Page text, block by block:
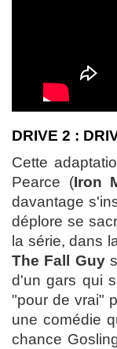
DRIVE 2 :
Cette
Pearce (Iron
davantage
déplore se
la série, dans
The Fall Guy
d'un gars qui
"pour de vrai"
une comédie
chance